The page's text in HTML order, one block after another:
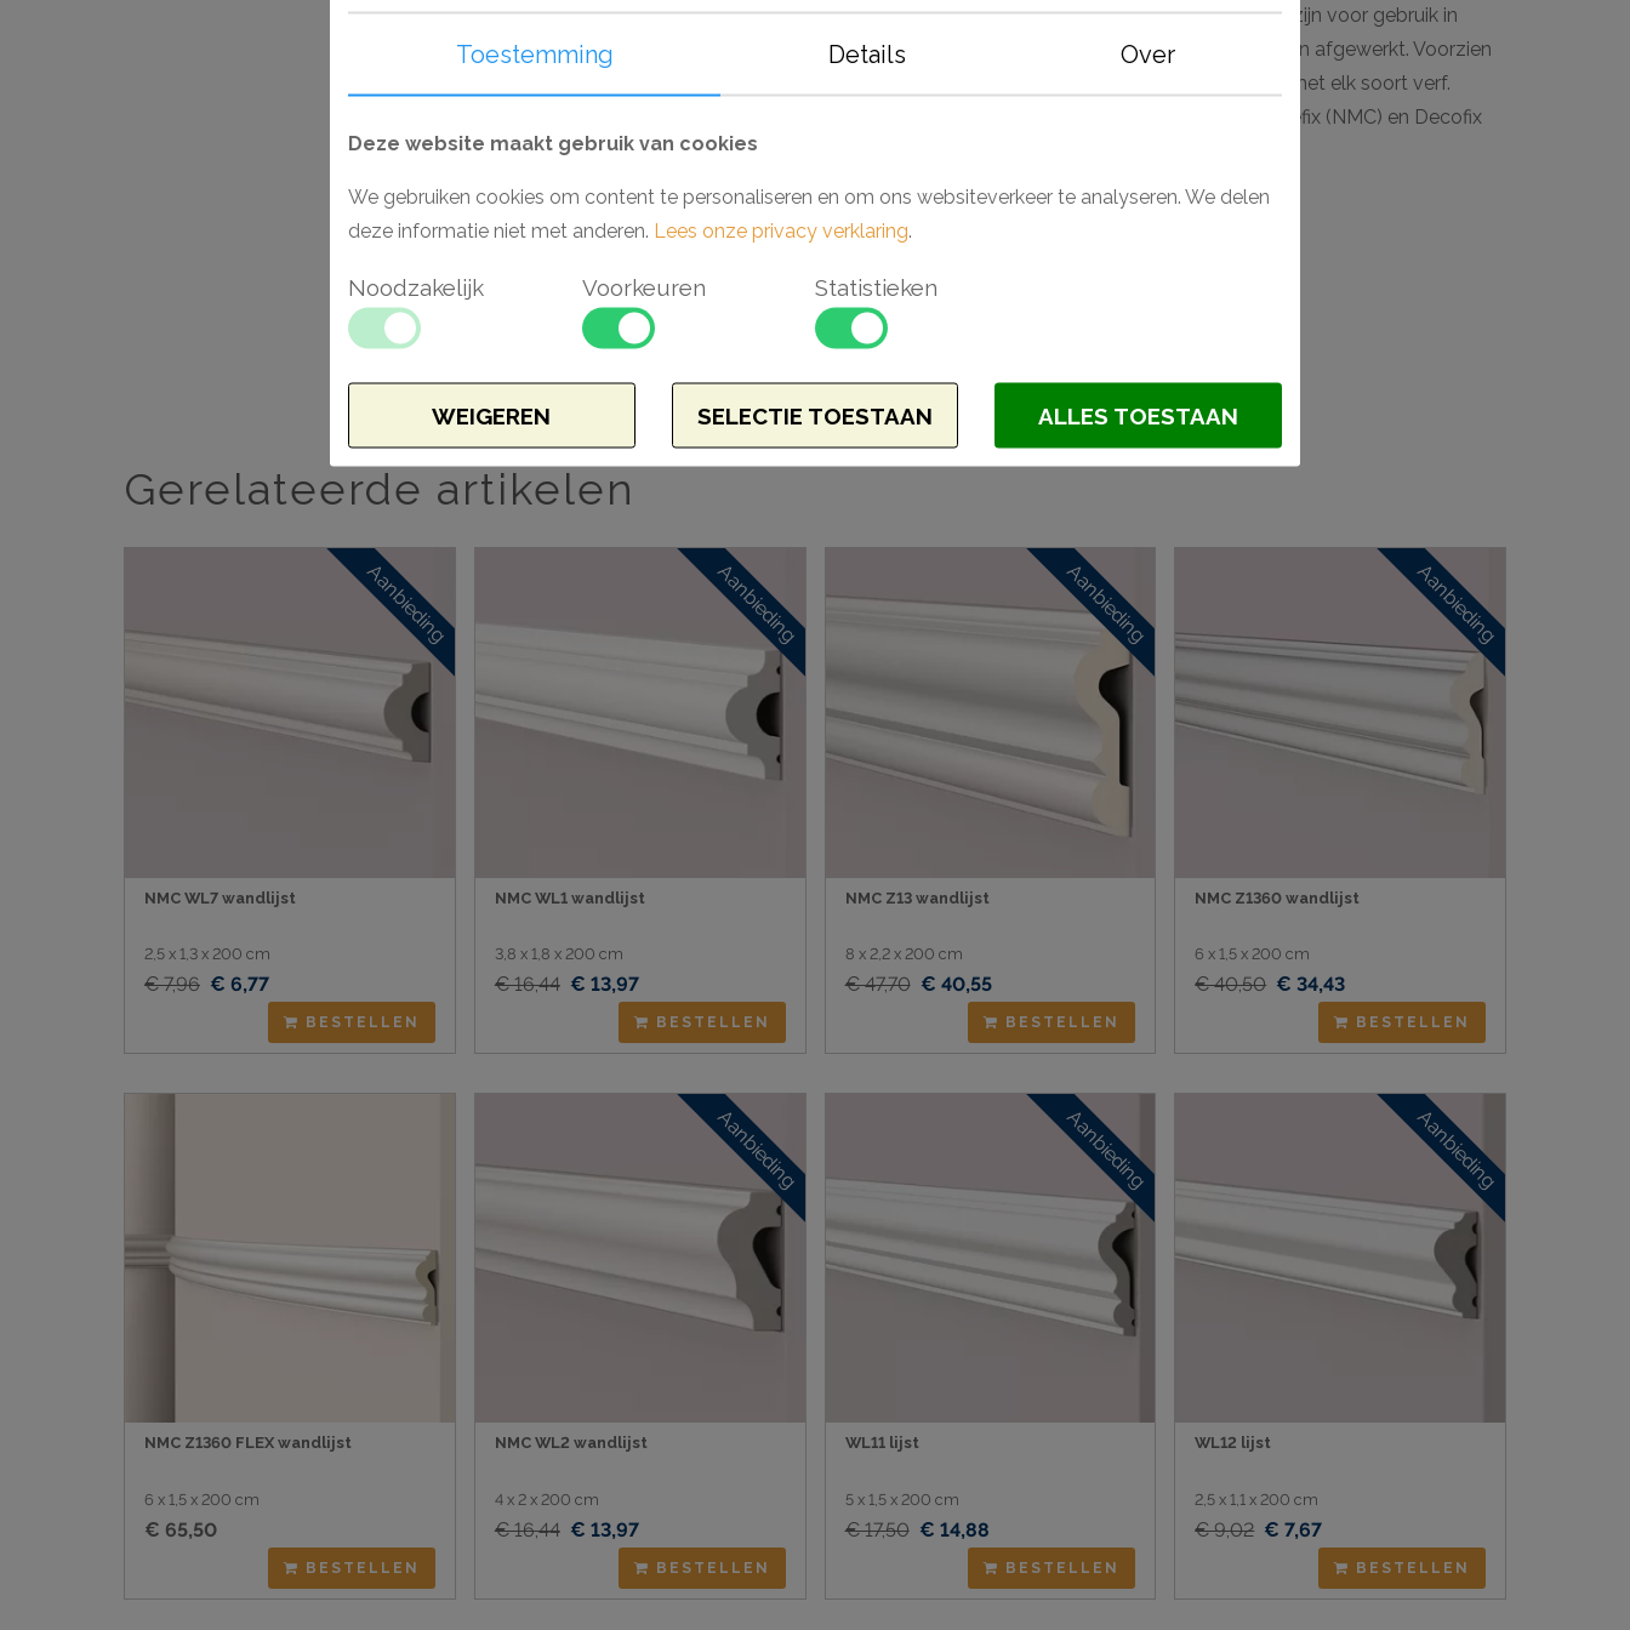
aan subtiele detaillering. De plinten, plafondlijsten en wandlijsten zijn voor gebruik in
vochtige ruimtes als badkamers en keukens wanneer deze worden afgewerkt. Voorzien
van een primer, laten deze producten zich gemakkelijk afwerken met elk soort verf.
Monteer en werk het geheel gemakkelijk af met de lijmen van Adefix (NMC) en Decofix
(Orac).
Waarom kiezen voor een Wallstyl wandlijst?
- Toepasbaar in vochtige ruimtes
- Inclusief opening voor snoeren
- Hoge dichtheid vanwege materiaal HDPS
- Voorgeschilderd en extreem stootvast
Gerelateerde artikelen
Aanbieding
NMC WL7 wandlijst
2,5 x 1,3 x 200 cm
€ 7,96 € 6,77
BESTELLEN
Aanbieding
NMC WL1 wandlijst
3,8 x 1,8 x 200 cm
€ 16,44 € 13,97
BESTELLEN
Aanbieding
NMC Z13 wandlijst
8 x 2,2 x 200 cm
€ 47,70 € 40,55
BESTELLEN
Aanbieding
NMC Z1360 wandlijst
6 x 1,5 x 200 cm
€ 40,50 € 34,43
BESTELLEN
NMC Z1360 FLEX wandlijst
6 x 1,5 x 200 cm
€ 65,50
BESTELLEN
Aanbieding
NMC WL2 wandlijst
4 x 2 x 200 cm
€ 16,44 € 13,97
BESTELLEN
Aanbieding
WL11 lijst
5 x 1,5 x 200 cm
€ 17,50 € 14,88
BESTELLEN
Aanbieding
WL12 lijst
2,5 x 1,1 x 200 cm
€ 9,02 € 7,67
BESTELLEN
Toestemming Details Over
Deze website maakt gebruik van cookies
We gebruiken cookies om content te personaliseren en om ons websiteverkeer te analyseren. We delen
deze informatie niet met anderen. Lees onze privacy verklaring.
Noodzakelijk Voorkeuren Statistieken
WEIGEREN SELECTIE TOESTAAN ALLES TOESTAAN